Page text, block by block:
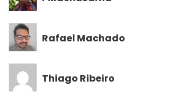
Rafael Machado
Thiago Ribeiro